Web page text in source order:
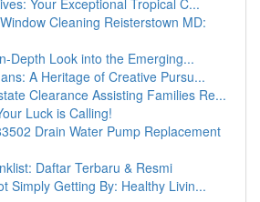
Your Exceptional Tropical C...
Cleaning Reisterstown MD:
Depth Look into the Emerging...
A Heritage of Creative Pursu...
Clearance Assisting Families Re...
Luck is Calling!
Drain Water Pump Replacement
Daftar Terbaru & Resmi
Simply Getting By: Healthy Livin...